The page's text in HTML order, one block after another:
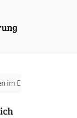
im Erwachsenenalter